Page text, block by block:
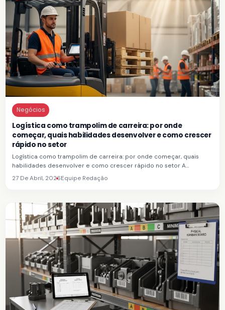
Negócios
Logística como trampolim de carreira: por onde
começar, quais habilidades desenvolver e como crescer
rápido no setor
Logística como trampolim de carreira: por onde começar, quais
habilidades desenvolver e como crescer rápido no setor A…
27 De Abril, 2026Equipe Redação